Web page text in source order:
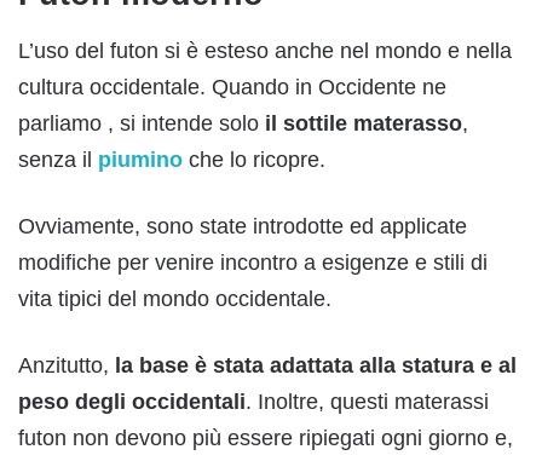
L’uso del futon si è esteso anche nel mondo e nella
cultura occidentale. Quando in Occidente ne
parliamo , si intende solo il sottile materasso,
senza il piumino che lo ricopre.
Ovviamente, sono state introdotte ed applicate
modifiche per venire incontro a esigenze e stili di
vita tipici del mondo occidentale.
Anzitutto, la base è stata adattata alla statura e al
peso degli occidentali. Inoltre, questi materassi
futon non devono più essere ripiegati ogni giorno e,